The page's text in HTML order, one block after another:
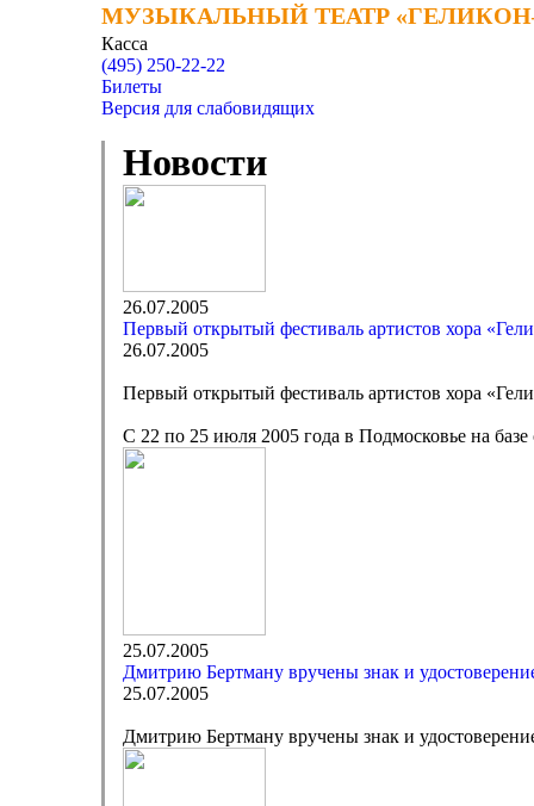
МУЗЫКАЛЬНЫЙ ТЕАТР
МУЗЫКАЛЬНЫЙ ТЕАТР
Касса
(495) 250-22-22
Билеты
Версия для слабовидящих
Новости
26.07.2005
Первый открытый фестиваль артистов хора
26.07.2005
Первый открытый фестиваль артистов хора
С 22 по 25 июля 2005 года в Подмосковье на
25.07.2005
Дмитрию Бертману вручены знак и
25.07.2005
Дмитрию Бертману вручены знак и